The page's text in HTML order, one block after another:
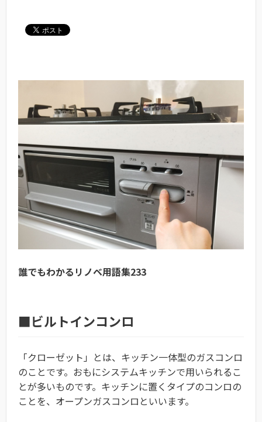
誰でもわかるリノベ用語集233
■ビルトインコンロ
「クローゼット」とは、キッチン一体型のガスコンロ
のことです。おもにシステムキッチンで用いられるこ
とが多いものです。キッチンに置くタイプのコンロの
ことを、オープンガスコンロといいます。